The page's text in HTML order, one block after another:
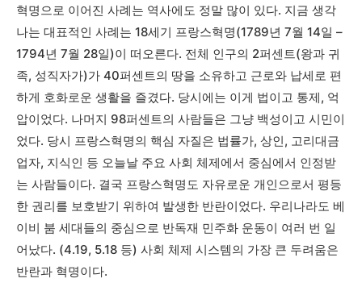
혁명으로 이어진 사례는 역사에도 정말 많이 있다. 지금 생각
나는 대표적인 사례는 18세기 프랑스혁명(1789년 7월 14일 –
1794년 7월 28일)이 떠오른다. 전체 인구의 2퍼센트(왕과 귀
족, 성직자가)가 40퍼센트의 땅을 소유하고 근로와 납세로 편
하게 호화로운 생활을 즐겼다. 당시에는 이게 법이고 통제, 억
압이었다. 나머지 98퍼센트의 사람들은 그냥 백성이고 시민이
었다. 당시 프랑스혁명의 핵심 자질은 법률가, 상인, 고리대금
업자, 지식인 등 오늘날 주요 사회 체제에서 중심에서 인정받
는 사람들이다. 결국 프랑스혁명도 자유로운 개인으로서 평등
한 권리를 보호받기 위하여 발생한 반란이었다. 우리나라도 베
이비 붐 세대들의 중심으로 반독재 민주화 운동이 여러 번 일
어났다. (4.19, 5.18 등) 사회 체제 시스템의 가장 큰 두려움은
반란과 혁명이다.